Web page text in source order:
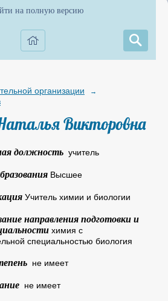
на полную версию
организации →
Викторовна
должность учитель
Высшее
Учитель химии и биологии
направления подготовки и
химия с
специальностью биология
не имеет
не имеет